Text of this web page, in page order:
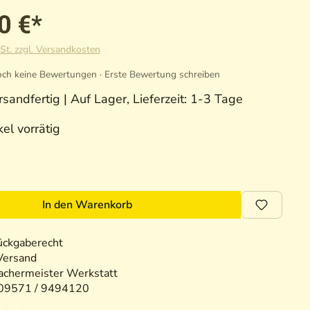
€*
zzgl. Versandkosten
keine Bewertungen · Erste Bewertung schreiben
| Auf Lager, Lieferzeit: 1-3 Tage
vorrätig
In den Warenkorb
Werkstatt
/ 9494120